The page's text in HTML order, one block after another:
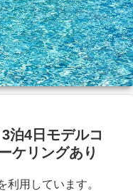
泊4日モデルコ
ケリングあり
用しています。